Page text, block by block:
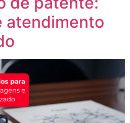
atendimento